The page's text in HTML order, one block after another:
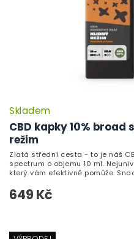
CBD kapky 10% broad
režim
Skladem
649 Kč
Zlatá střední cesta - to je náš
spectrum o objemu 10 ml.
který vám efektivně pomůže.